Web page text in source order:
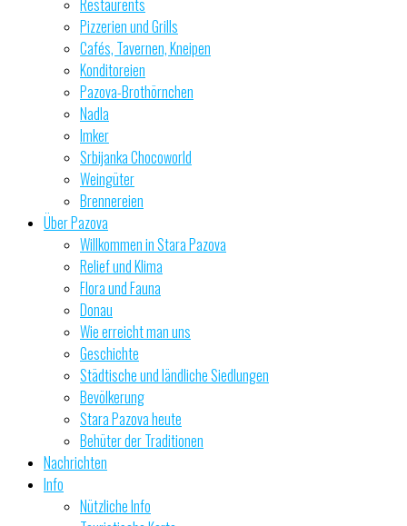
Pizzerien und Grills
Cafés, Tavernen, Kneipen
Konditoreien
Pazova-Brothörnchen
Nadla
Imker
Srbijanka Chocoworld
Weingüter
Brennereien
Über Pazova
Willkommen in Stara Pazova
Relief und Klima
Flora und Fauna
Donau
Wie erreicht man uns
Geschichte
Städtische und ländliche Siedlungen
Bevölkerung
Stara Pazova heute
Behüter der Traditionen
Nachrichten
Info
Nützliche Info